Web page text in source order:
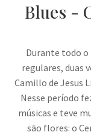
Blues -
Durante todo o
regulares, duas
Camillo de Jesus
Nesse período
músicas e teve
são flores: o